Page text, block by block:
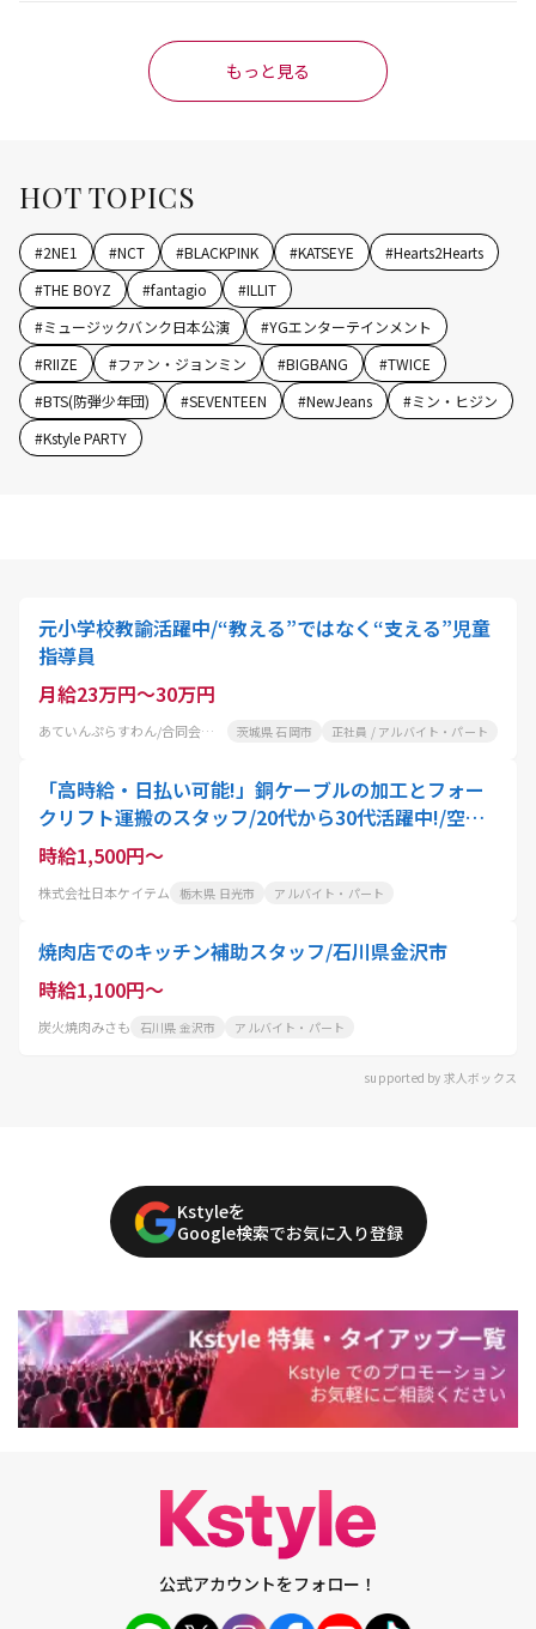
もっと見る
HOT TOPICS
#2NE1 #NCT #BLACKPINK #KATSEYE #Hearts2Hearts
#THE BOYZ #fantagio #ILLIT
#ミュージックバンク日本公演 #YGエンターテインメント
#RIIZE #ファン・ジョンミン #BIGBANG #TWICE
#BTS(防弾少年団) #SEVENTEEN #NewJeans #ミン・ヒジン
#Kstyle PARTY
元小学校教諭活躍中/“教える”ではなく“支える”児童
指導員
月給23万円～30万円
あていんぷらすわん/合同会社健幸 茨城県 石岡市 正社員 / アルバイト・パート
「高時給・日払い可能!」銅ケーブルの加工とフォー
クリフト運搬のスタッフ/20代から30代活躍中!/空調
完備
時給1,500円～
株式会社日本ケイテム 栃木県 日光市 アルバイト・パート
焼肉店でのキッチン補助スタッフ/石川県金沢市
時給1,100円～
炭火焼肉みさも 石川県 金沢市 アルバイト・パート
supported by 求人ボックス
Kstyleを
Google検索でお気に入り登録
公式アカウントをフォロー！